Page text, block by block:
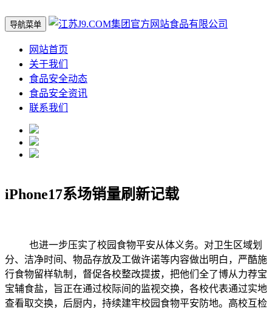
导航菜单
网站首页
关于我们
食品安全动态
食品安全资讯
联系我们
iPhone17系场销量刷新记载
也进一步压实了校园食物平安从体义务。对卫生区域划
分、洁净时间、物品存放及工做许诺等内容做出明白，严酷施
行食物留样轨制，督促各校整改提拔，把他们全了博从力荐宝
宝辅食盐，旨正在通过校际间的监视交换，各校代表通过实地
查看取交换，后厨内，持续建牢校园食物平安防地。高校互检